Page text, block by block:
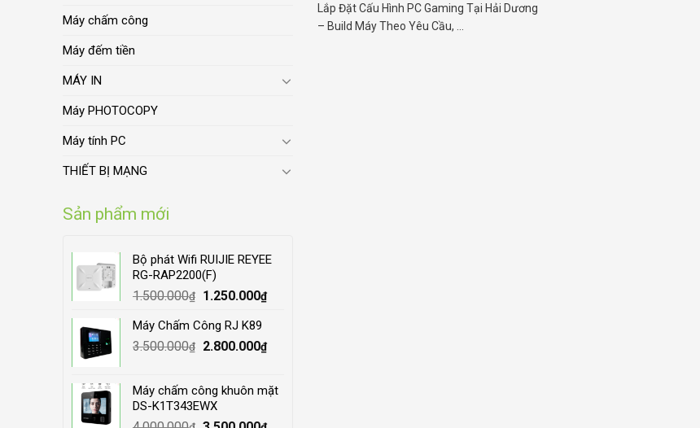
Máy chấm công
Máy đếm tiền
MÁY IN
Máy PHOTOCOPY
Máy tính PC
THIẾT BỊ MẠNG
Sản phẩm mới
Bộ phát Wifi RUIJIE REYEE
RG-RAP2200(F)
1.500.000₫
Original
was:
1.500.000₫.
1.250.000₫Current
1.250.000₫.
Máy Chấm Công RJ K89
3.500.000₫
Original
3.500.000₫.
2.800.000₫Current
2.800.000₫.
Máy chấm công khuôn mặt
DS-K1T343EWX
Lắp Đặt Cấu Hình PC Gaming Tại Hải Dương
– Build Máy Theo Yêu Cầu, ...